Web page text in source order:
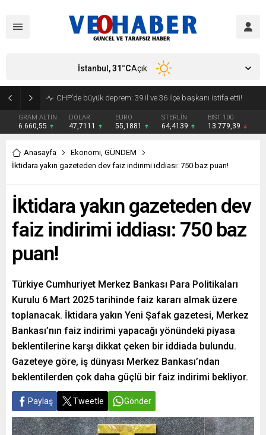
GRAM ALTIN
6.660,55
DOLAR
47,7111
EURO
55,1881
STERLİN
64,4139
BIST 100
13.779,39
İstanbul,31°CAçık
Anasayfa Ekonomi, GÜNDEM
İktidara yakın gazeteden dev faiz indirimi iddiası: 750 baz puan!
İktidara yakın gazeteden dev
faiz indirimi iddiası: 750 baz
puan!
Türkiye Cumhuriyet Merkez Bankası Para Politikaları
Kurulu 6 Mart 2025 tarihinde faiz kararı almak üzere
toplanacak. İktidara yakın Yeni Şafak gazetesi, Merkez
Bankası’nın faiz indirimi yapacağı yönündeki piyasa
beklentilerine karşı dikkat çeken bir iddiada bulundu.
Gazeteye göre, iş dünyası Merkez Bankası’ndan
beklentilerden çok daha güçlü bir faiz indirimi bekliyor.
Paylaş Tweetle Gönder